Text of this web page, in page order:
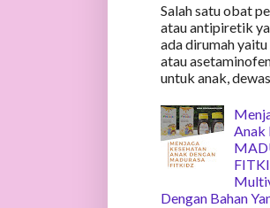
Salah satu obat
atau antipiretik
ada dirumah
atau
untuk anak,
Anak
Dengan Bahan